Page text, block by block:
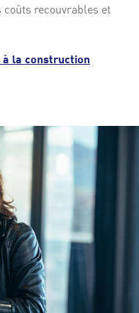
recouvrables et
la construction